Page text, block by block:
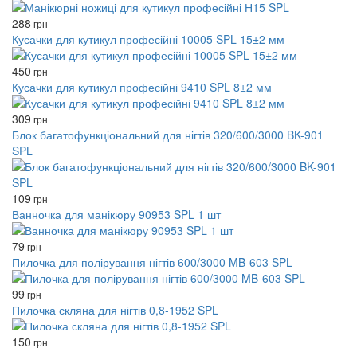
288 грн
Кусачки для кутикул професійні 10005 SPL 15±2 мм
450 грн
Кусачки для кутикул професійні 9410 SPL 8±2 мм
309 грн
Блок багатофункціональний для нігтів 320/600/3000 BK-901
SPL
109 грн
Ванночка для манікюру 90953 SPL 1 шт
79 грн
Пилочка для полірування нігтів 600/3000 MB-603 SPL
99 грн
Пилочка скляна для нігтів 0,8-1952 SPL
150 грн